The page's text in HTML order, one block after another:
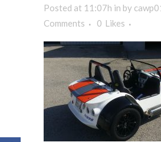
Posted at 11:07h in by
Comments
0 Likes